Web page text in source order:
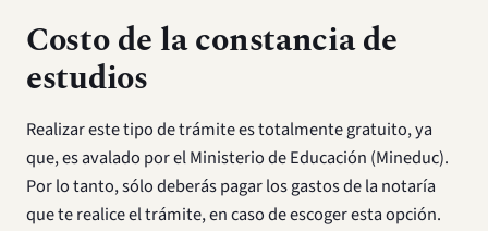
Costo de la constancia de
estudios
Realizar este tipo de trámite es totalmente gratuito, ya
que, es avalado por el Ministerio de Educación (Mineduc).
Por lo tanto, sólo deberás pagar los gastos de la notaría
que te realice el trámite, en caso de escoger esta opción.